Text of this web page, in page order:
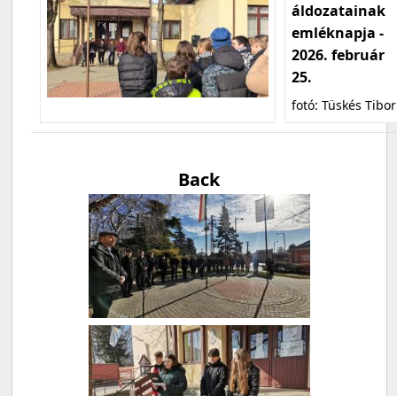
áldozatainak
emléknapja -
2026. február
25.
fotó: Tüskés Tibor
Back